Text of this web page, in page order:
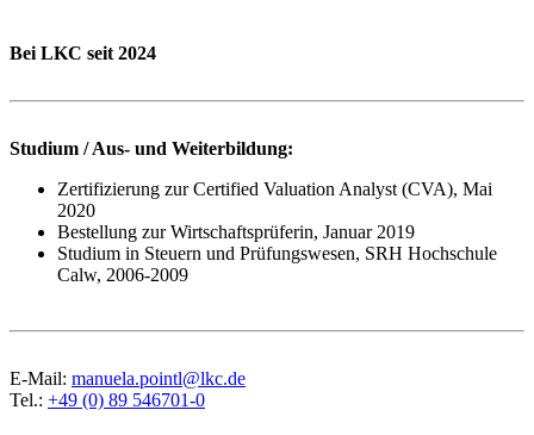
Bei LKC seit 2024
Studium / Aus- und Weiterbildung:
Zertifizierung zur Certified Valuation Analyst (CVA), Mai
2020
Bestellung zur Wirtschaftsprüferin, Januar 2019
Studium in Steuern und Prüfungswesen, SRH Hochschule
Calw, 2006-2009
E-Mail: manuela.pointl@lkc.de
Tel.: +49 (0) 89 546701-0